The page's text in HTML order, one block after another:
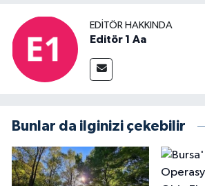
EDITÖR HAKKINDA
Editör 1 Aa
Bunlar da ilginizi çekebilir